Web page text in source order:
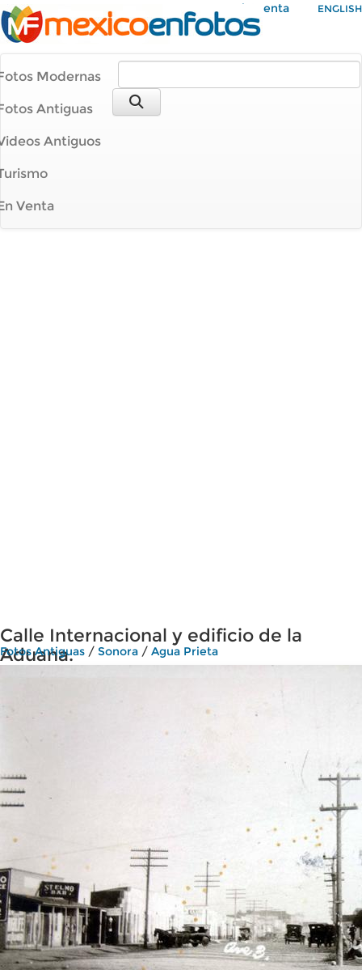
Mi Cuenta ENGLISH
Modernas
Antiguas
Antiguos
Venta
Calle Internacional y edificio de la
Aduana.
Fotos Antiguas / Sonora / Agua Prieta